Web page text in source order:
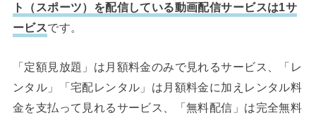
ト（スポーツ）を配信している動画配信サービスは1サ
ービスです。
「定額見放題」は月額料金のみで見れるサービス、「レ
ンタル」「宅配レンタル」は月額料金に加えレンタル料
金を支払って見れるサービス、「無料配信」は完全無料